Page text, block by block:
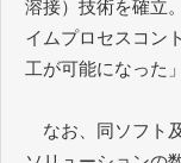
溶接）技術を確立
イムプロセスコン
工が可能になった
なお、同ソフト